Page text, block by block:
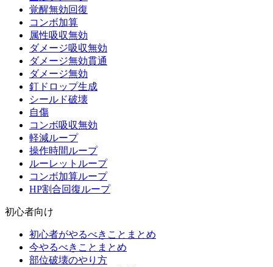
覚醒無効回復
コンボ加算
属性吸収無効
ダメージ吸収無効
ダメージ無効貫通
ダメージ無効
釘ドロップ生成
シールド破壊
自傷
コンボ吸収無効
軽減ループ
操作時間ループ
ルーレットループ
コンボ加算ループ
HP割合回復ループ
初心者向け
初心者がやるべきことまとめ
今やるべきことまとめ
部位破壊のやり方